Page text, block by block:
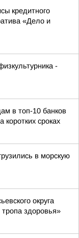
кредитного
«Дело и
-
в топ-10 банков
коротких сроках
в морскую
округа
здоровья»